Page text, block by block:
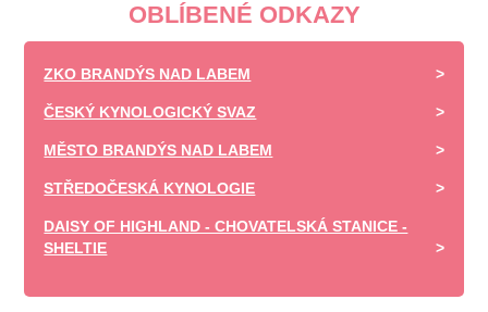
OBLÍBENÉ ODKAZY
ZKO BRANDÝS NAD LABEM
ČESKÝ KYNOLOGICKÝ SVAZ
MĚSTO BRANDÝS NAD LABEM
STŘEDOČESKÁ KYNOLOGIE
DAISY OF HIGHLAND - CHOVATELSKÁ STANICE -
SHELTIE